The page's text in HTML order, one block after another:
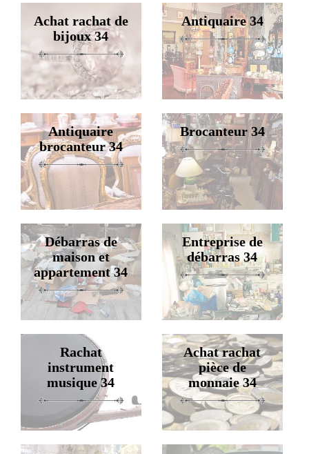
Achat rachat de
bijoux 34
Antiquaire 34
Antiquaire
brocanteur 34
Brocanteur 34
Débarras de
maison et
appartement 34
Entreprise de
débarras 34
Rachat
instrument
musique 34
Achat rachat
pièce de
monnaie 34